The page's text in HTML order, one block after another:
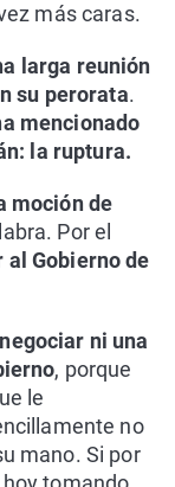
más caras.
larga reunión
su perorata.
mencionado
la ruptura.
moción de
Por el
Gobierno de
ni una
, porque
le
no
mano. Si por